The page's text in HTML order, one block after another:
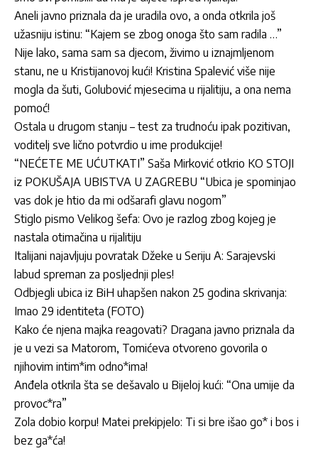
Aneli javno priznala da je uradila ovo, a onda otkrila još
užasniju istinu: “Kajem se zbog onoga što sam radila …”
Nije lako, sama sam sa djecom, živimo u iznajmljenom
stanu, ne u Kristijanovoj kući! Kristina Spalević više nije
mogla da šuti, Golubović mjesecima u rijalitiju, a ona nema
pomoć!
Ostala u drugom stanju – test za trudnoću ipak pozitivan,
voditelj sve lično potvrdio u ime produkcije!
“NEĆETE ME UĆUTKATI” Saša Mirković otkrio KO STOJI
iz POKUŠAJA UBISTVA U ZAGREBU “Ubica je spominjao
vas dok je htio da mi odšarafi glavu nogom”
Stiglo pismo Velikog šefa: Ovo je razlog zbog kojeg je
nastala otimačina u rijalitiju
Italijani najavljuju povratak Džeke u Seriju A: Sarajevski
labud spreman za posljednji ples!
Odbjegli ubica iz BiH uhapšen nakon 25 godina skrivanja:
Imao 29 identiteta (FOTO)
Kako će njena majka reagovati? Dragana javno priznala da
je u vezi sa Matorom, Tomićeva otvoreno govorila o
njihovim intim*im odno*ima!
Anđela otkrila šta se dešavalo u Bijeloj kući: “Ona umije da
provoc*ra”
Zola dobio korpu! Matei prekipjelo: Ti si bre išao go* i bos i
bez ga*ća!